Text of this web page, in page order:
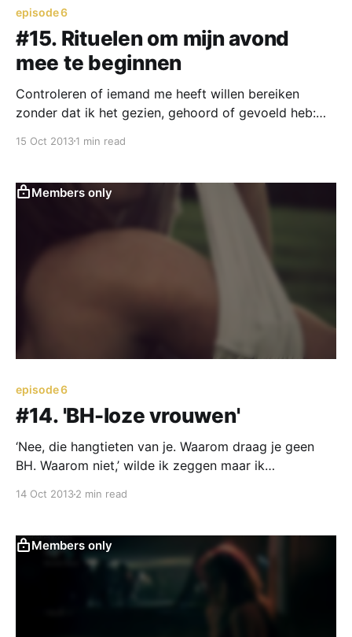
episode 6
#15. Rituelen om mijn avond
mee te beginnen
Controleren of iemand me heeft willen bereiken
zonder dat ik het gezien, gehoord of gevoeld heb:
15 Oct 20131 min read
Members only
episode 6
#14. 'BH-loze vrouwen'
‘Nee, die hangtieten van je. Waarom draag je geen
BH. Waarom niet,’ wilde ik zeggen maar ik
14 Oct 20132 min read
Members only